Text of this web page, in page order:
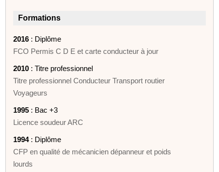
Formations
2016 : Diplôme
FCO Permis C D E et carte conducteur à jour
2010 : Titre professionnel
Titre professionnel Conducteur Transport routier
Voyageurs
1995 : Bac +3
Licence soudeur ARC
1994: Diplôme
CFP en qualité de mécanicien dépanneur et poids
lourds